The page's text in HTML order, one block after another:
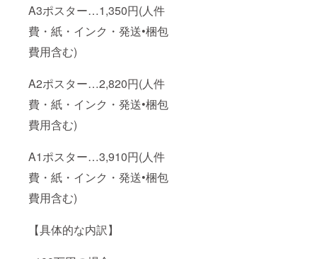
A3ポスター…1,350円(人件
費・紙・インク・発送•梱包
費用含む)
A2ポスター…2,820円(人件
費・紙・インク・発送•梱包
費用含む)
A1ポスター…3,910円(人件
費・紙・インク・発送•梱包
費用含む)
【具体的な内訳】